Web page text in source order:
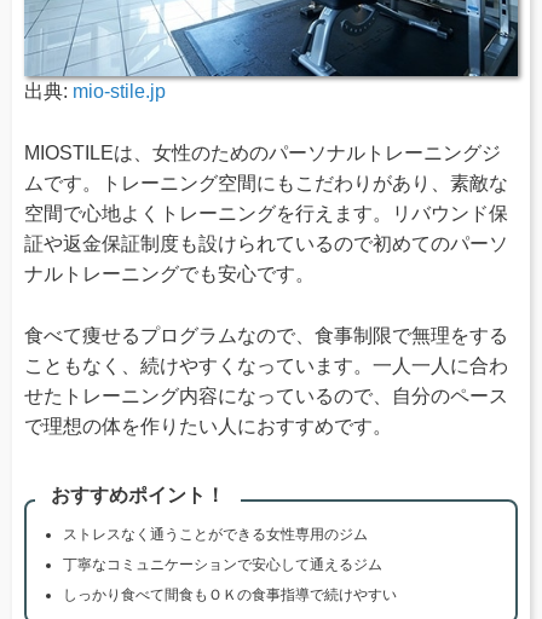
出典: mio-stile.jp
MIOSTILEは、女性のためのパーソナルトレーニングジ
ムです。トレーニング空間にもこだわりがあり、素敵な
空間で心地よくトレーニングを行えます。リバウンド保
証や返金保証制度も設けられているので初めてのパーソ
ナルトレーニングでも安心です。
食べて痩せるプログラムなので、食事制限で無理をする
こともなく、続けやすくなっています。一人一人に合わ
せたトレーニング内容になっているので、自分のペース
で理想の体を作りたい人におすすめです。
おすすめポイント！
ストレスなく通うことができる女性専用のジム
丁寧なコミュニケーションで安心して通えるジム
しっかり食べて間食もＯＫの食事指導で続けやすい